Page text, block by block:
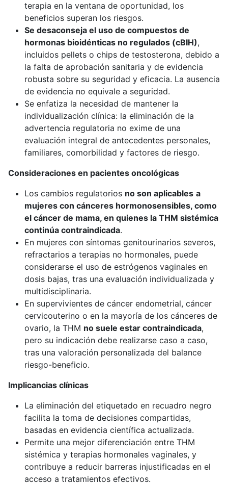
terapia en la ventana de oportunidad, los
beneficios superan los riesgos.
Se desaconseja el uso de compuestos de
hormonas bioidénticas no regulados (cBIH),
incluidos pellets o chips de testosterona, debido a
la falta de aprobación sanitaria y de evidencia
robusta sobre su seguridad y eficacia. La ausencia
de evidencia no equivale a seguridad.
Se enfatiza la necesidad de mantener la
individualización clínica: la eliminación de la
advertencia regulatoria no exime de una
evaluación integral de antecedentes personales,
familiares, comorbilidad y factores de riesgo.
Consideraciones en pacientes oncológicas
Los cambios regulatorios no son aplicables a
mujeres con cánceres hormonosensibles, como
el cáncer de mama, en quienes la THM sistémica
continúa contraindicada.
En mujeres con síntomas genitourinarios severos,
refractarios a terapias no hormonales, puede
considerarse el uso de estrógenos vaginales en
dosis bajas, tras una evaluación individualizada y
multidisciplinaria.
En supervivientes de cáncer endometrial, cáncer
cervicouterino o en la mayoría de los cánceres de
ovario, la THM no suele estar contraindicada,
pero su indicación debe realizarse caso a caso,
tras una valoración personalizada del balance
riesgo-beneficio.
Implicancias clínicas
La eliminación del etiquetado en recuadro negro
facilita la toma de decisiones compartidas,
basadas en evidencia científica actualizada.
Permite una mejor diferenciación entre THM
sistémica y terapias hormonales vaginales, y
contribuye a reducir barreras injustificadas en el
acceso a tratamientos efectivos.